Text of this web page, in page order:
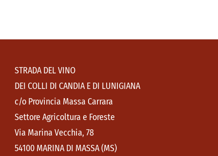
STRADA DEL VINO
DEI COLLI DI CANDIA E DI LUNIGIANA
c/o Provincia Massa Carrara
Settore Agricoltura e Foreste
Via Marina Vecchia, 78
54100 MARINA DI MASSA (MS)